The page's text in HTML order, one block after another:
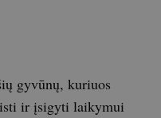
gyvūnų, kuriuos
ir įsigyti laikymui